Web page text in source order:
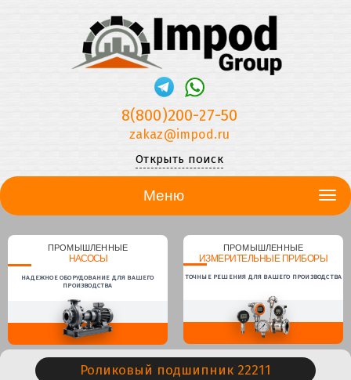
8(800)200-27-50
zakaz@impod.ru
Открыть поиск
Меню
ПРОМЫШЛЕННЫЕ
НАСОСЫ
НАДЕЖНОЕ ОБОРУДОВАНИЕ ДЛЯ ВАШЕГО
ПРОИЗВОДСТВА
ПРОМЫШЛЕННЫЕ
ИЗМЕРИТЕЛЬНЫЕ ПРИБОРЫ
ТОЧНЫЕ РЕШЕНИЯ ДЛЯ ВАШЕГО ПРОИЗВОДСТВА
Роликовый подшипник 22211